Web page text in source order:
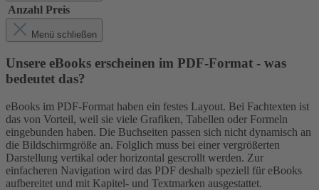
Anzahl Preis
Menü schließen
Unsere eBooks erscheinen im PDF-Format - was
bedeutet das?
eBooks im PDF-Format haben ein festes Layout. Bei Fachtexten ist
das von Vorteil, weil sie viele Grafiken, Tabellen oder Formeln
eingebunden haben. Die Buchseiten passen sich nicht dynamisch an
die Bildschirmgröße an. Folglich muss bei einer vergrößerten
Darstellung vertikal oder horizontal gescrollt werden. Zur
einfacheren Navigation wird das PDF deshalb speziell für eBooks
aufbereitet und mit Kapitel- und Textmarken ausgestattet.